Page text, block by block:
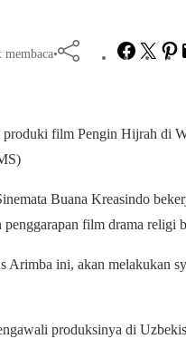
membaca• Facebook
produki film Pengin Hijrah di
Buana Kreasindo
film drama religi
Arimba ini, akan melakukan
produksinya di